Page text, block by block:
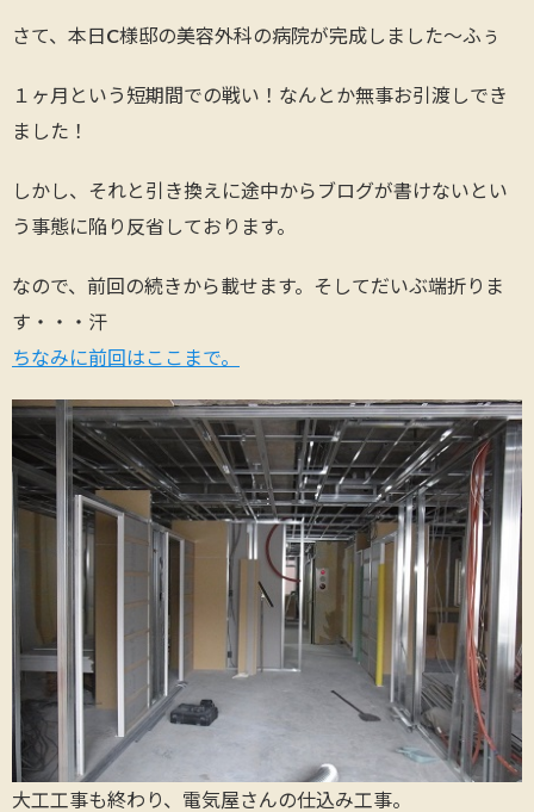
さて、本日C様邸の美容外科の病院が完成しました～ふぅ
１ヶ月という短期間での戦い！なんとか無事お引渡しでき
ました！
しかし、それと引き換えに途中からブログが書けないとい
う事態に陥り反省しております。
なので、前回の続きから載せます。そしてだいぶ端折りま
す・・・汗
ちなみに前回はここまで。
大工工事も終わり、電気屋さんの仕込み工事。